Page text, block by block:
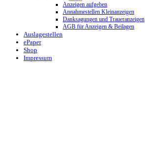
Anzeigen aufgeben
Annahmestellen Kleinanzeigen
Danksagungen und Traueranzeigen
AGB für Anzeigen & Beilagen
Auslagestellen
ePaper
Shop
Impressum